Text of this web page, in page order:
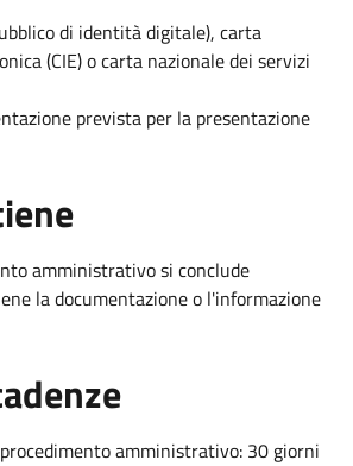
di identità digitale), carta
(CIE) o carta nazionale dei servizi
prevista per la presentazione
amministrativo si conclude
la documentazione o l'informazione
amministrativo: 30 giorni